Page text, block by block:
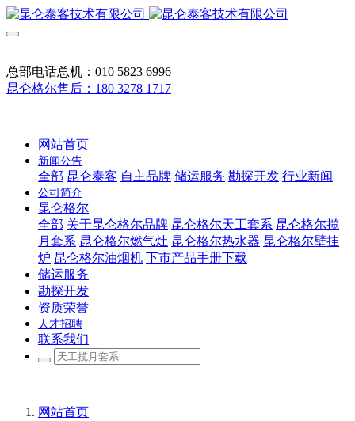
总部电话总机：010 5823 6996
昆仑格尔售后：180 3278 1717
网站首页
新闻公告
全部 昆仑泰客 自主品牌 储运服务 勘探开发 行业新闻
公司简介
昆仑格尔
全部 关于昆仑格尔品牌 昆仑格尔天工套系 昆仑格尔揽
月套系 昆仑格尔燃气灶 昆仑格尔热水器 昆仑格尔壁挂
炉 昆仑格尔油烟机 下市产品手册下载
储运服务
勘探开发
资质荣誉
人才招聘
联系我们
网站首页